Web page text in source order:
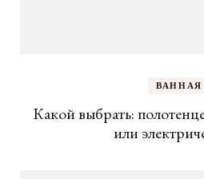
ВАННАЯ
Какой выбрать:
или